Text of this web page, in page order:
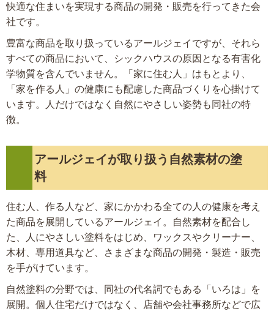
快適な住まいを実現する商品の開発・販売を行ってきた会
社です。
豊富な商品を取り扱っているアールジェイですが、それら
すべての商品において、シックハウスの原因となる有害化
学物質を含んでいません。「家に住む人」はもとより、
「家を作る人」の健康にも配慮した商品づくりを心掛けて
います。人だけではなく自然にやさしい姿勢も同社の特
徴。
アールジェイが取り扱う自然素材の塗
料
住む人、作る人など、家にかかわる全ての人の健康を考え
た商品を展開しているアールジェイ。自然素材を配合し
た、人にやさしい塗料をはじめ、ワックスやクリーナー、
木材、専用道具など、さまざまな商品の開発・製造・販売
を手がけています。
自然塗料の分野では、同社の代名詞でもある「いろは」を
展開。個人住宅だけではなく、店舗や会社事務所などで広